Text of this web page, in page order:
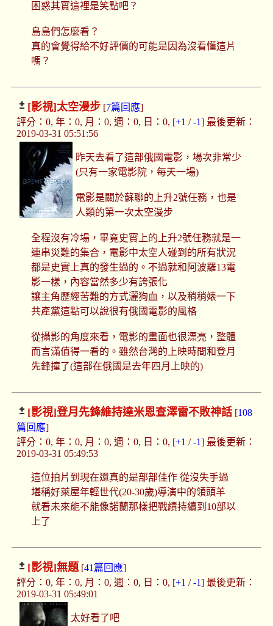
困惑其實這裡是笑點吧？
島島們怎麼看？
真的會覺得給不好評價的可能是因為沒看懂這片
嗎？
[影視]太空漫步[7篇回應]
評分：0, 年：0, 月：0, 週：0, 日：0, [+1 /-1] 最後更新：
2019-03-31 05:51:56
昨天去看了這部俄國電影，場次非常少
(只有一家電影院，每天一場)
電影是關於蘇聯的上升2號任務，也是
人類的第一次太空漫步
全程沒有冷場，畢竟史實上的上升2號任務就是一
連串災難的集合，電影中太空人碰到的所有狀況
都是史實上真的發生過的。不過就和阿波羅13電
影一樣，內容當然多少有誇張化
讓主角歷經苦難的方式灑狗血，以及稍稍婊一下
共產黨這點可以說很有俄國電影的風格
從攝影的角度來看，電影的畫面也很漂亮，整體
而言滿值得一看的。雖然台灣的上映時間和登月
先鋒撞了(這部在俄國是去年四月上映的)
[影視]登月先鋒維持達米恩查澤雷不敗神話[108
篇回應]
評分：0, 年：0, 月：0, 週：0, 日：0, [+1 /-1] 最後更新：
2019-03-31 05:49:53
這位拍片到現在還真的是部部佳作 從沒失手過
堪稱好萊屋年輕世代(20-30歲)導演中的領頭羊
就看未來能不能像諾蘭那樣把戰績持續到10部以
上了
[影視]無題[41篇回應]
評分：0, 年：0, 月：0, 週：0, 日：0, [+1 /-1] 最後更新：
2019-03-31 05:49:01
太好看了吧